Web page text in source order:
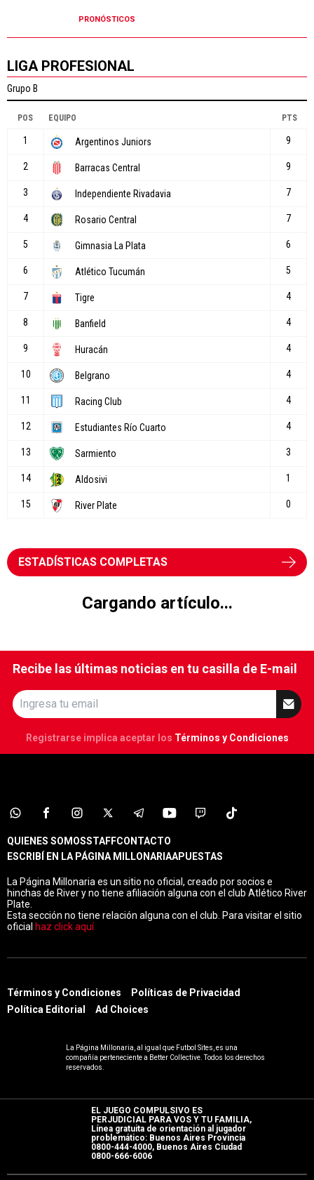
PRONÓSTICOS
LIGA PROFESIONAL
ESTADÍSTICAS COMPLETAS
Cargando artículo...
Recibe las últimas noticias en tu casilla de E-mail
Registrarse implica aceptar los Términos y Condiciones
QUIENES SOMOSSTAFFCONTACTO
ESCRIBÍ EN LA PÁGINA MILLONARIAAPUESTAS
La Página Millonaria es un sitio no oficial, creado por socios e
hinchas de River y no tiene afiliación alguna con el club Atlético River
Plate.
Esta sección no tiene relación alguna con el club. Para visitar el sitio
oficial haz click aquí
Términos y Condiciones
Políticas de Privacidad
Política Editorial
Ad Choices
La Página Millonaria, al igual que Futbol Sites, es una
compañía perteneciente a Better Collective. Todos los derechos
reservados.
EL JUEGO COMPULSIVO ES
PERJUDICIAL PARA VOS Y TU FAMILIA,
Línea gratuita de orientación al jugador
problemático: Buenos Aires Provincia
0800-444-4000, Buenos Aires Ciudad
0800-666-6006